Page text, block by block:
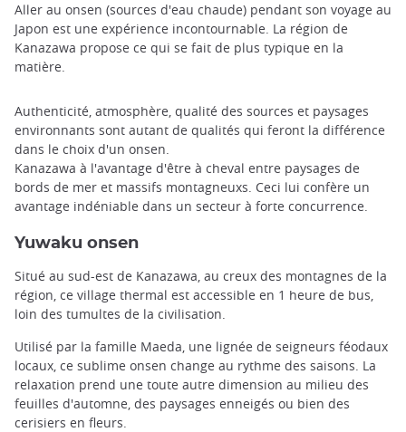
Aller au onsen (sources d'eau chaude) pendant son voyage au
Japon est une expérience incontournable. La région de
Kanazawa propose ce qui se fait de plus typique en la
matière.
Authenticité, atmosphère, qualité des sources et paysages
environnants sont autant de qualités qui feront la différence
dans le choix d'un onsen.
Kanazawa à l'avantage d'être à cheval entre paysages de
bords de mer et massifs montagneuxs. Ceci lui confère un
avantage indéniable dans un secteur à forte concurrence.
Yuwaku onsen
Situé au sud-est de Kanazawa, au creux des montagnes de la
région, ce village thermal est accessible en 1 heure de bus,
loin des tumultes de la civilisation.
Utilisé par la famille Maeda, une lignée de seigneurs féodaux
locaux, ce sublime onsen change au rythme des saisons. La
relaxation prend une toute autre dimension au milieu des
feuilles d'automne, des paysages enneigés ou bien des
cerisiers en fleurs.